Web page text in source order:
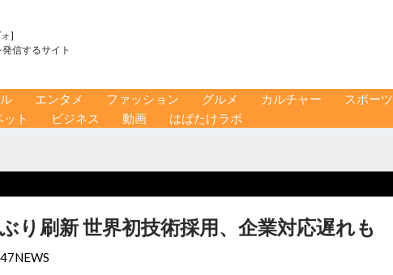
]
信するサイト
エンタメ ファッション グルメ カルチャー
スポーツ
ット ビジネス 動画 はばたけラボ
り刷新 世界初技術採用、企業対応遅れも